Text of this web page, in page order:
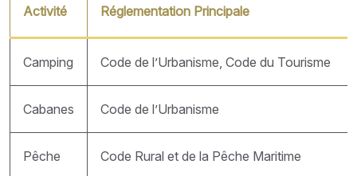
Activité Réglementation Principale
Camping Code de l’Urbanisme, Code du Tourisme
Cabanes Code de l’Urbanisme
Pêche Code Rural et de la Pêche Maritime